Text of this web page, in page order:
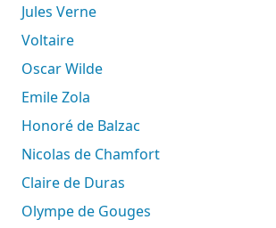
Jules Verne
Voltaire
Oscar Wilde
Emile Zola
Honoré de Balzac
Nicolas de Chamfort
Claire de Duras
Olympe de Gouges